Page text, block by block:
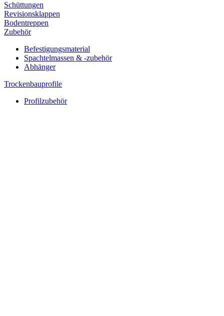
Schüttungen
Revisionsklappen
Bodentreppen
Zubehör
Befestigungsmaterial
Spachtelmassen & -zubehör
Abhänger
Trockenbauprofile
Profilzubehör